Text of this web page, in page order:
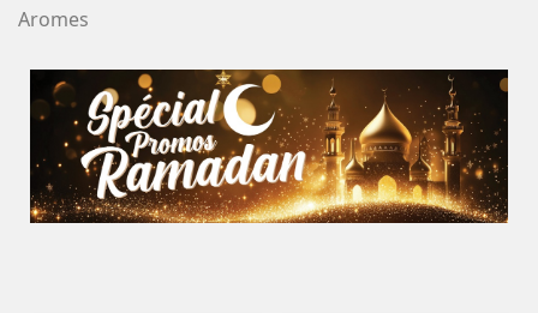
Aromes